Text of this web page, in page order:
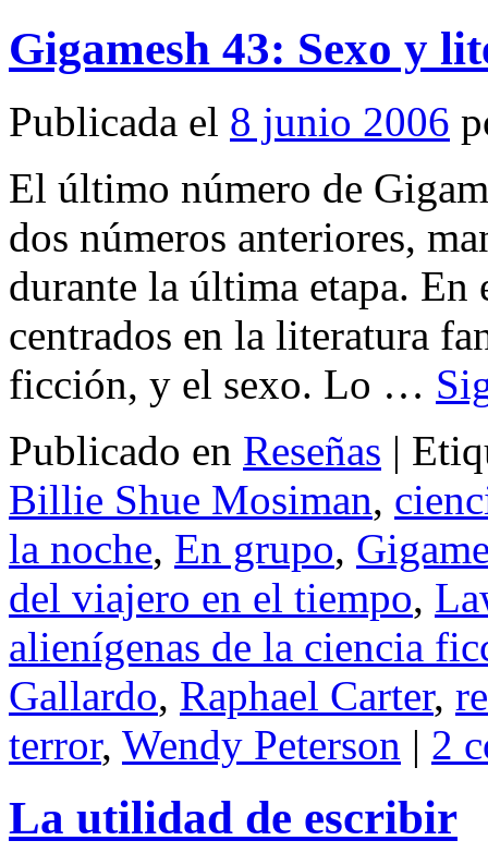
Gigamesh 43: Sexo y
Publicada el 8 junio 2006
El último número de
dos números anteriores,
durante la última etapa. En
centrados en la literatura
ficción, y el sexo. Lo …
Publicado en Reseñas |
Billie Shue Mosiman,
la noche, En grupo,
del viajero en el tiempo,
alienígenas de la ciencia
Gallardo, Raphael Carter,
terror, Wendy Peterson | 2
La utilidad de escribir